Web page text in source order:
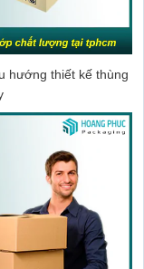
hướng thiết kế thùng